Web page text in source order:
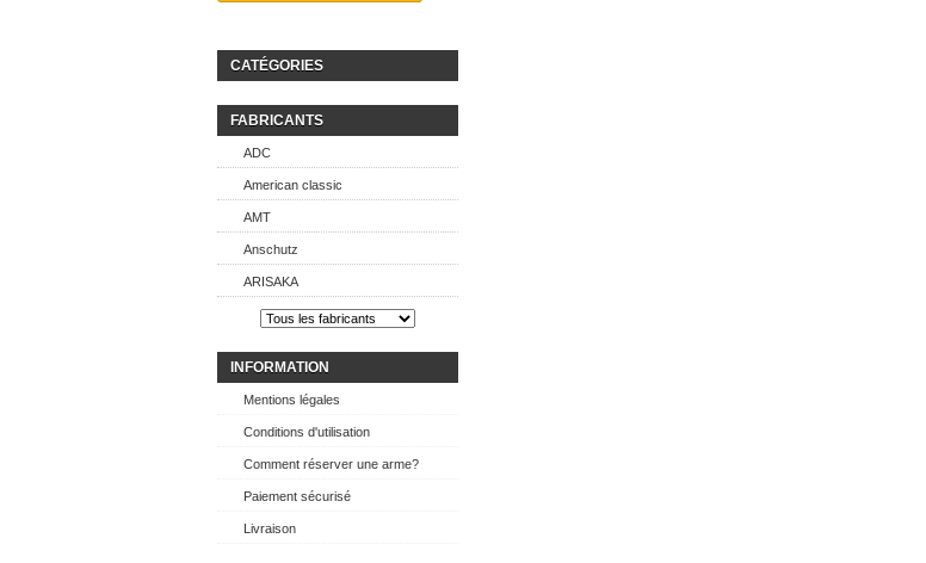
CATÉGORIES
FABRICANTS
ADC
American classic
AMT
Anschutz
ARISAKA
INFORMATION
Mentions légales
Conditions d'utilisation
Comment réserver une arme?
Paiement sécurisé
Livraison